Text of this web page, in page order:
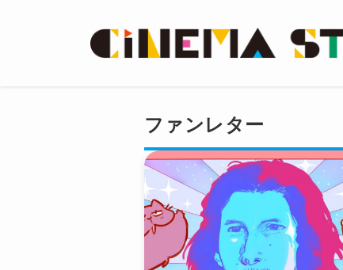
ファンレター